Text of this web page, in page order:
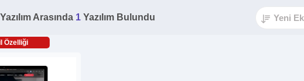
Arasında 1 Yazılım Bulundu
Özelliği